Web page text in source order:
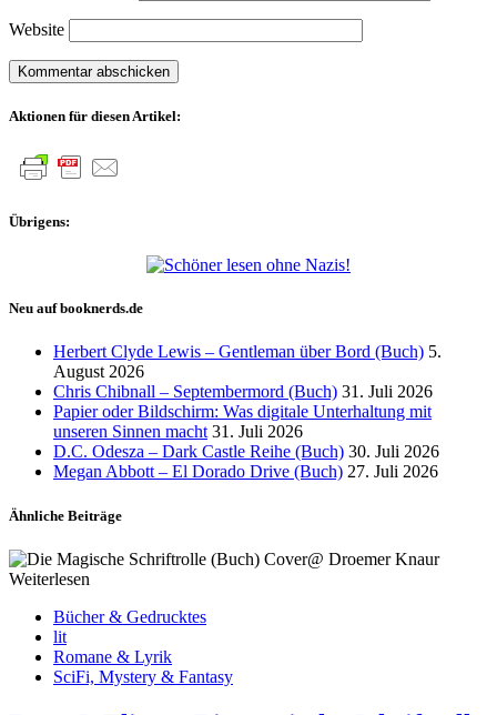
Website
Aktionen für diesen Artikel:
Übrigens:
Neu auf booknerds.de
Herbert Clyde Lewis – Gentleman über Bord (Buch) 5.
August 2026
Chris Chibnall – Septembermord (Buch) 31. Juli 2026
Papier oder Bildschirm: Was digitale Unterhaltung mit
unseren Sinnen macht 31. Juli 2026
D.C. Odesza – Dark Castle Reihe (Buch) 30. Juli 2026
Megan Abbott – El Dorado Drive (Buch) 27. Juli 2026
Ähnliche Beiträge
Weiterlesen
Bücher & Gedrucktes
lit
Romane & Lyrik
SciFi, Mystery & Fantasy